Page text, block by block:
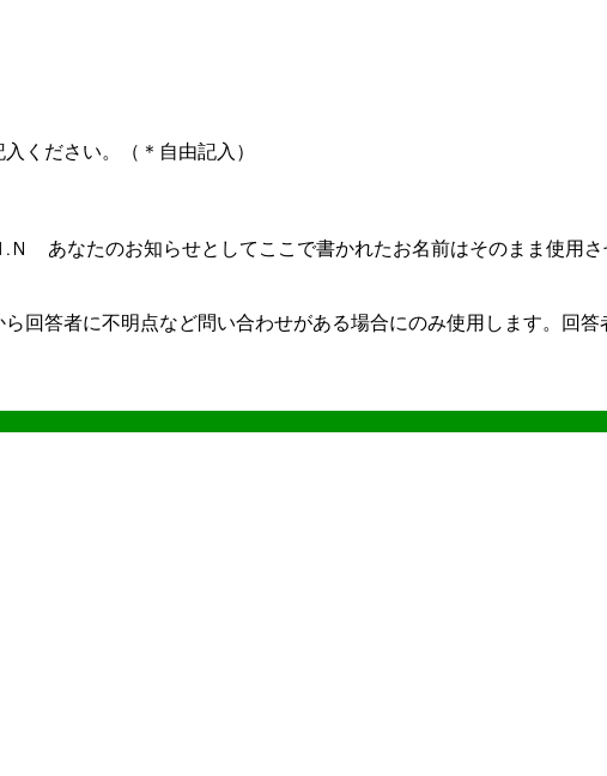
ください。（＊自由記入）
あなたのお知らせとしてここで書かれたお名前はそのまま使用さ
答者に不明点など問い合わせがある場合にのみ使用します。回